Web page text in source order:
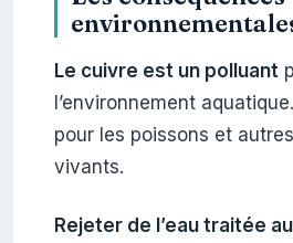
Le cuivre est un polluant
l’environnement
pour les poissons et
vivants.
Rejeter de l’eau traitée